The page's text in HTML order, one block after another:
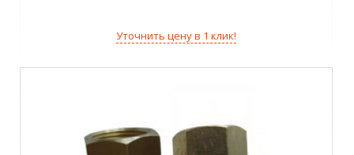
Уточнить цену в 1 клик!